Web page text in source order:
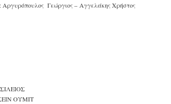
: Αργυρόπουλος Γεώργιος – Αγγελάκης Χρήστος
ΟΥΜΙΤ